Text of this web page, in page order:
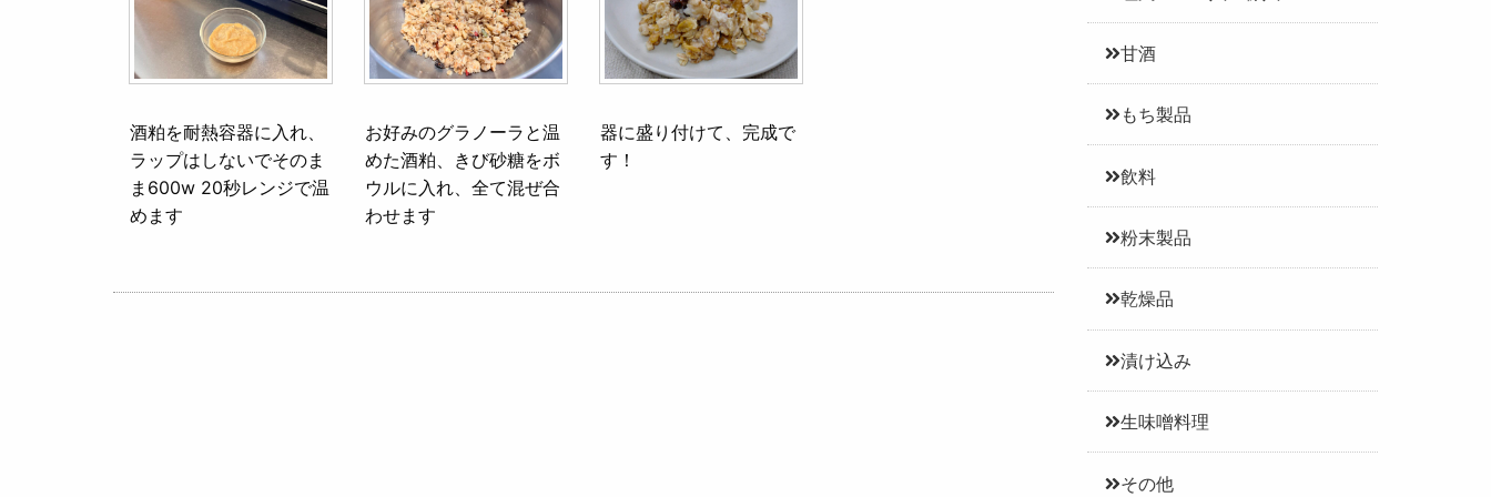
酒粕を耐熱容器に入れ、
ラップはしないでそのま
ま600w 20秒レンジで温
めます
お好みのグラノーラと温
めた酒粕、きび砂糖をボ
ウルに入れ、全て混ぜ合
わせます
器に盛り付けて、完成で
す！
甘酒
もち製品
飲料
粉末製品
乾燥品
漬け込み
生味噌料理
その他